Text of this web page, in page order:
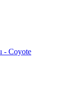
- Coyote